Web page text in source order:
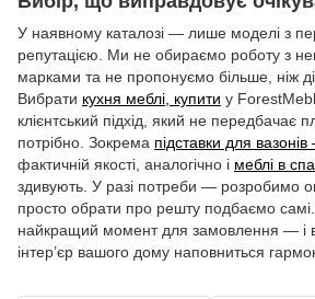
У наявному каталозі — лише моделі з
репутацією. Ми не обираємо роботу з
марками та не пропонуємо більше, ніж
Вибрати кухня меблі, купити у
клієнтський підхід, який не передбачає
потрібно. Зокрема підставки для
фактичній якості, аналогічно і меблі в
здивують. У разі потреби — розробимо
просто обрати про решту подбаємо
найкращий момент для замовлення — і
інтер’єр вашого дому наповниться